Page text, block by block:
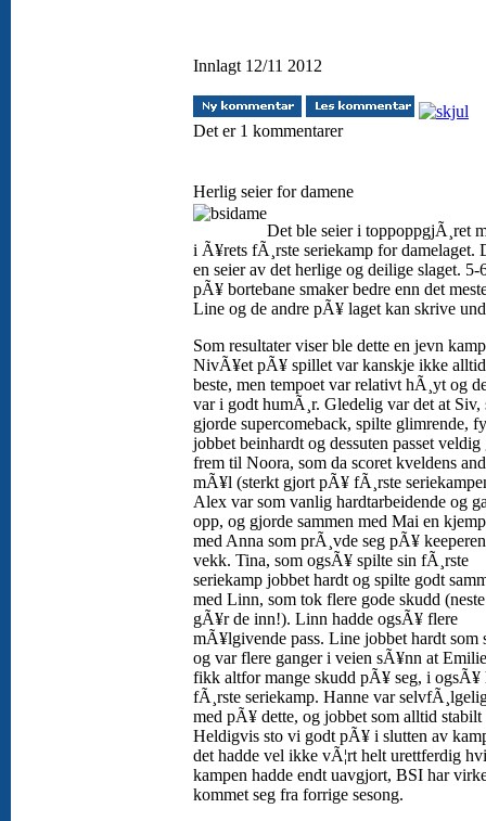
Innlagt 12/11 2012
Det er 1 kommentarer
Herlig seier for damene
Det ble seier i toppoppgjÃ¸ret
i Ã¥rets fÃ¸rste seriekamp for damelaget.
en seier av det herlige og deilige slaget. 5-
pÃ¥ bortebane smaker bedre enn det
Line og de andre pÃ¥ laget kan skrive
Som resultater viser ble dette en jevn
NivÃ¥et pÃ¥ spillet var kanskje ikke
beste, men tempoet var relativt hÃ¸yt og
var i godt humÃ¸r. Gledelig var det at Siv,
gjorde supercomeback, spilte glimrende,
jobbet beinhardt og dessuten passet veldig
frem til Noora, som da scoret kveldens
mÃ¥l (sterkt gjort pÃ¥ fÃ¸rste
Alex var som vanlig hardtarbeidende og
opp, og gjorde sammen med Mai en
med Anna som prÃ¸vde seg pÃ¥
vekk. Tina, som ogsÃ¥ spilte sin fÃ¸rste
seriekamp jobbet hardt og spilte godt
med Linn, som tok flere gode skudd
gÃ¥r de inn!). Linn hadde ogsÃ¥ flere
mÃ¥lgivende pass. Line jobbet hardt som
og var flere ganger i veien sÃ¥nn at
fikk altfor mange skudd pÃ¥ seg, i ogsÃ¥
fÃ¸rste seriekamp. Hanne var
med pÃ¥ dette, og jobbet som alltid stabilt
Heldigvis sto vi godt pÃ¥ i slutten av
det hadde vel ikke vÃ¦rt helt urettferdig
kampen hadde endt uavgjort, BSI har
kommet seg fra forrige sesong.